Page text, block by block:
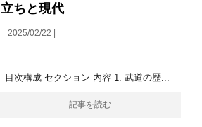
立ちと現代
2025/02/22 |
目次構成 セクション 内容 1. 武道の歴...
記事を読む